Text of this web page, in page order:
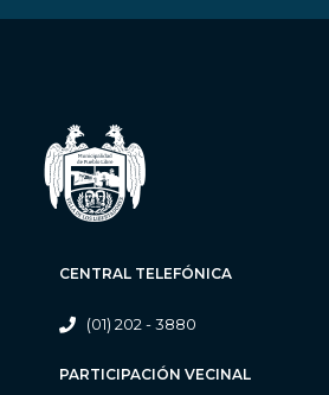
CENTRAL TELEFÓNICA
(01) 202 - 3880
PARTICIPACIÓN VECINAL